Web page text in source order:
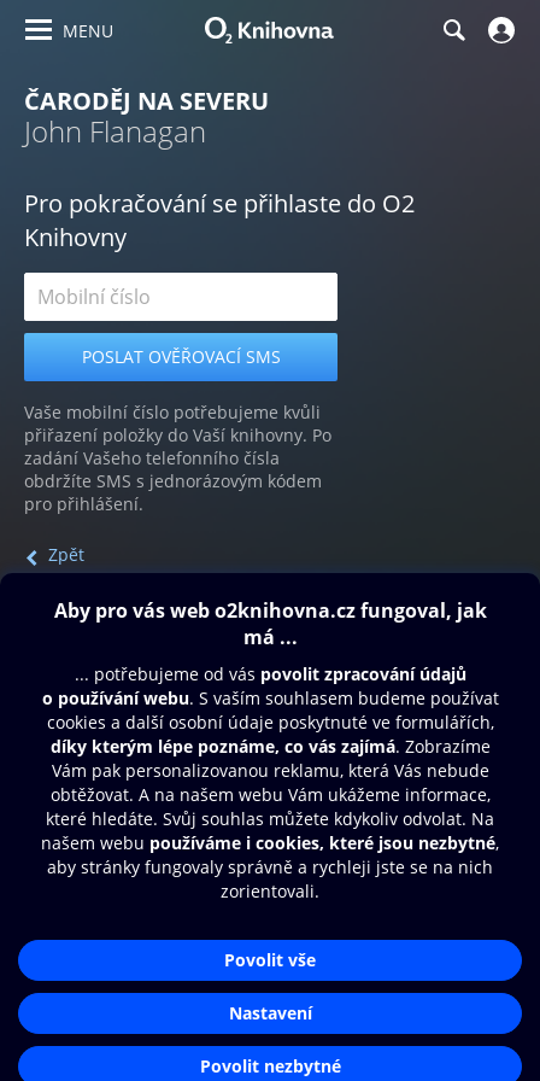
MENU
ČARODĚJ NA SEVERU
John Flanagan
Pro pokračování se přihlaste do O2
Knihovny
Vaše mobilní číslo potřebujeme kvůli
přiřazení položky do Vaší knihovny. Po
zadání Vašeho telefonního čísla
obdržíte SMS s jednorázovým kódem
pro přihlášení.
Zpět
Obsah ke stažení
Moje O2 Knihovna
Další zábava
© O2 Czech Republic a.s.
Přístupnost
Zásady zpracování osobních údajů
Nastavení cookies
Aplikace O2 Knihovna
Čti a poslouchej své e-knihy a
audioknihy rychleji a pohodlněji.